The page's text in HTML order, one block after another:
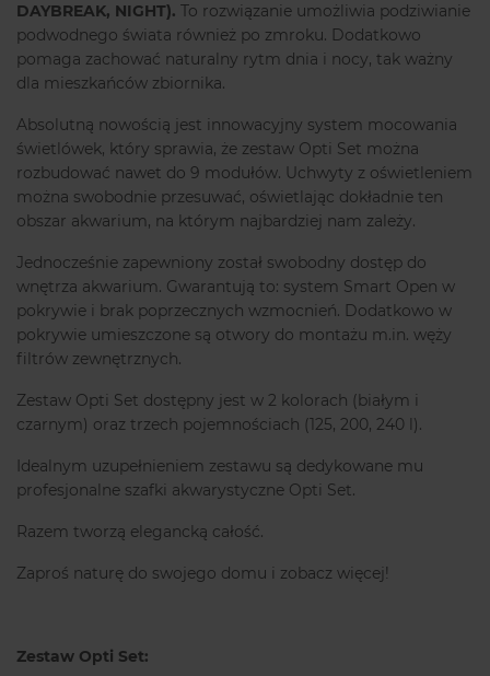
DAYBREAK, NIGHT). To rozwiązanie umożliwia podziwianie
podwodnego świata również po zmroku. Dodatkowo
pomaga zachować naturalny rytm dnia i nocy, tak ważny
dla mieszkańców zbiornika.
Absolutną nowością jest innowacyjny system mocowania
świetlówek, który sprawia, że zestaw Opti Set można
rozbudować nawet do 9 modułów. Uchwyty z oświetleniem
można swobodnie przesuwać, oświetlając dokładnie ten
obszar akwarium, na którym najbardziej nam zależy.
Jednocześnie zapewniony został swobodny dostęp do
wnętrza akwarium. Gwarantują to: system Smart Open w
pokrywie i brak poprzecznych wzmocnień. Dodatkowo w
pokrywie umieszczone są otwory do montażu m.in. węży
filtrów zewnętrznych.
Zestaw Opti Set dostępny jest w 2 kolorach (białym i
czarnym) oraz trzech pojemnościach (125, 200, 240 l).
Idealnym uzupełnieniem zestawu są dedykowane mu
profesjonalne szafki akwarystyczne Opti Set.
Razem tworzą elegancką całość.
Zaproś naturę do swojego domu i zobacz więcej!
Zestaw Opti Set: